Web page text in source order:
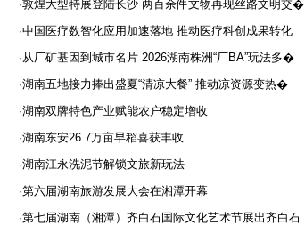
·敦煌大型特展登陆长沙 两百余件文物再现丝路文明交�
·中国医疗数智化应用加速落地 推动医疗科创成果转化
·从厂矿基因到城市名片 2026湖南株洲“厂BA”玩法多�
·湖南五地接力捧出盛夏“清凉大餐” 推动凉资源变热�
·湖南双牌特色产业赋能农户稳定增收
·湖南东安26.7万亩早稻喜获丰收
·湖南江永洗泥节解锁文旅新玩法
·第六届湖南旅游发展大会在湘潭开幕
·第七届湖南（湘潭）齐白石国际文化艺术节展出齐白石